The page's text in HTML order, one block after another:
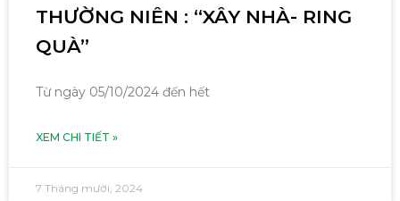
THƯỜNG NIÊN : “XÂY NHÀ- RING
QUÀ”
Từ ngày 05/10/2024 đến hết
XEM CHI TIẾT »
7 Tháng mười, 2024